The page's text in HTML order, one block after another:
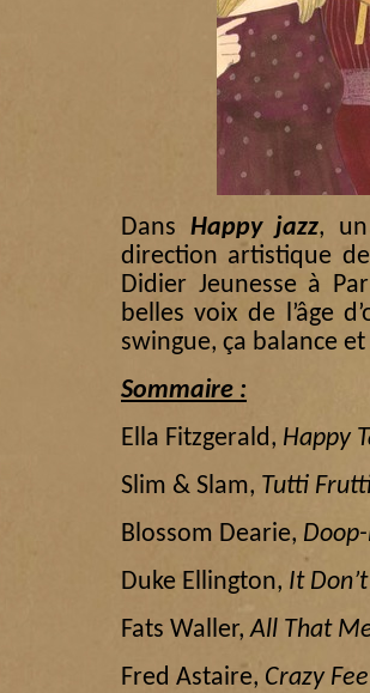
Dans Happy jazz,
direction artistique
Didier Jeunesse à
belles voix de l’âge
swingue, ça balance
Sommaire :
Ella Fitzgerald, Happy
Slim & Slam, Tutti
Blossom Dearie,
Duke Ellington, It
Fats Waller,All That
Fred Astaire, Crazy